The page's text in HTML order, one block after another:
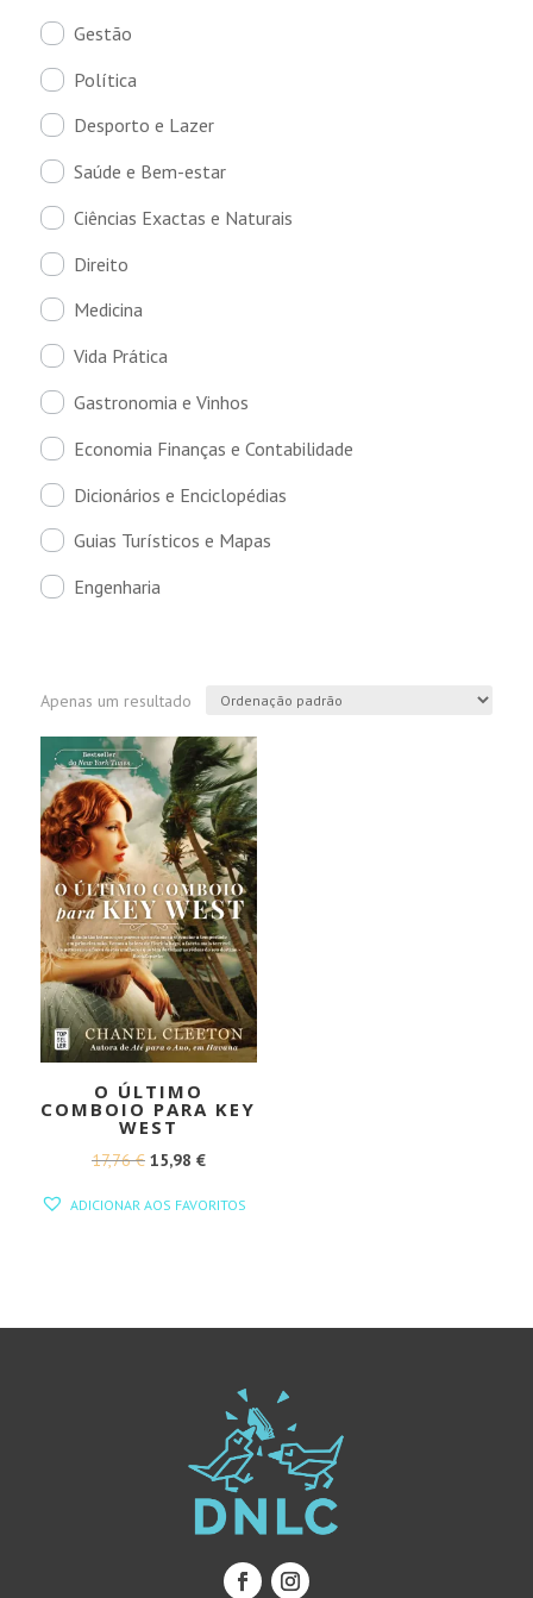
Gestão
Política
Desporto e Lazer
Saúde e Bem-estar
Ciências Exactas e Naturais
Direito
Medicina
Vida Prática
Gastronomia e Vinhos
Economia Finanças e Contabilidade
Dicionários e Enciclopédias
Guias Turísticos e Mapas
Engenharia
Apenas um resultado
O ÚLTIMO
COMBOIO PARA KEY
WEST
17,76€ O
15,98 €O
ADICIONAR AOS FAVORITOS